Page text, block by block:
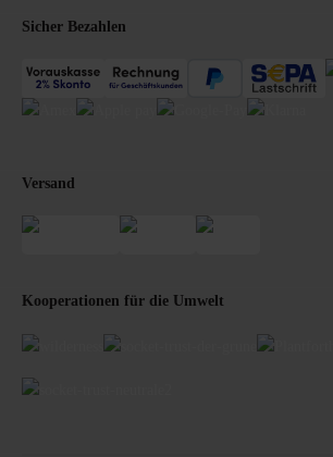
Sicher Bezahlen
Versand
Kooperationen für die Umwelt